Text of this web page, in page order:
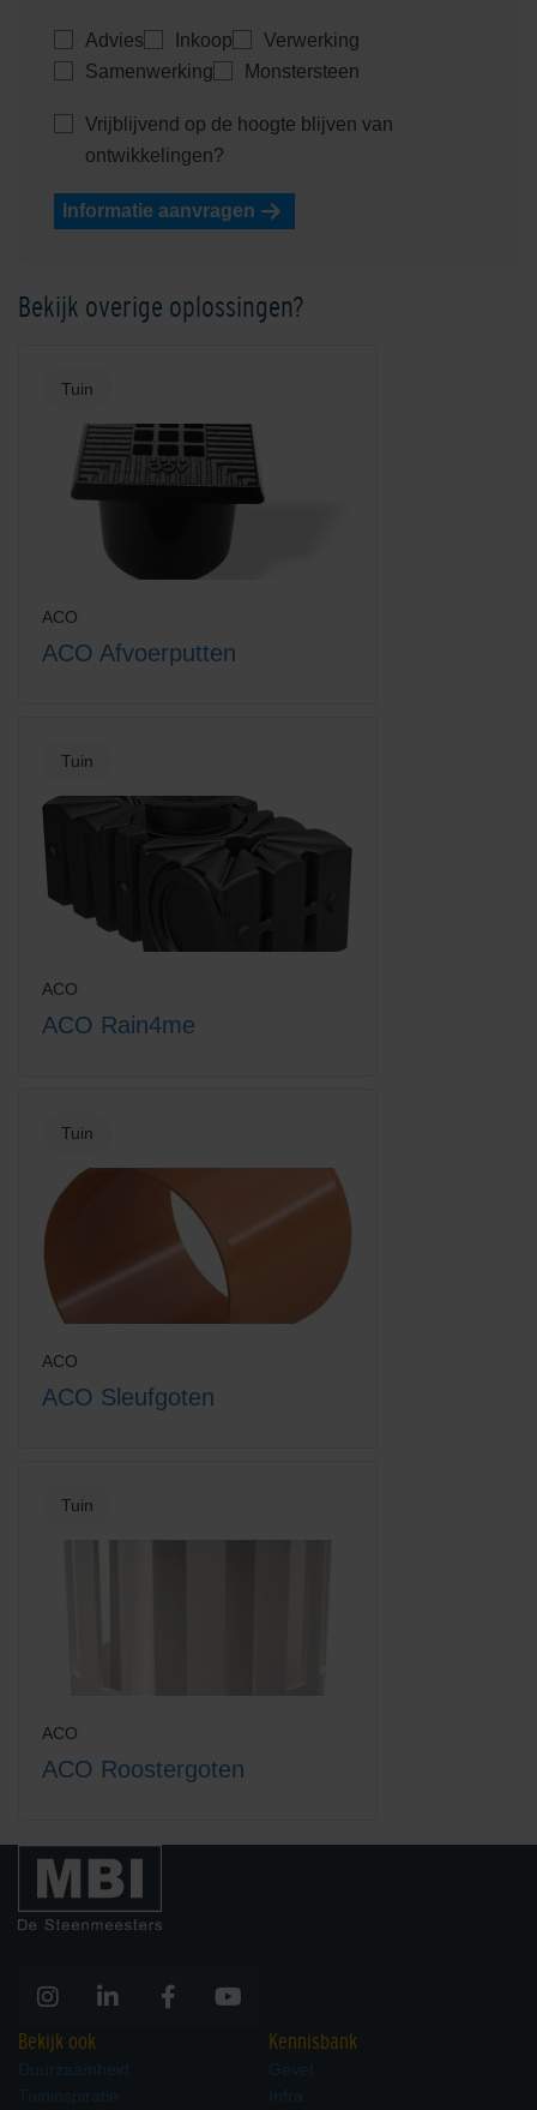
Advies Inkoop
Verwerking
Samenwerking
Monstersteen
Vrijblijvend op de hoogte blijven van
ontwikkelingen?
Informatie aanvragen
Bekijk overige oplossingen?
Tuin
ACO
ACO Afvoerputten
Tuin
ACO
ACO Rain4me
Tuin
ACO
ACO Sleufgoten
Tuin
ACO
ACO Roostergoten
Bekijk ook
Duurzaamheid
Tuininspiratie
Kennisbank
Gevel
Infra